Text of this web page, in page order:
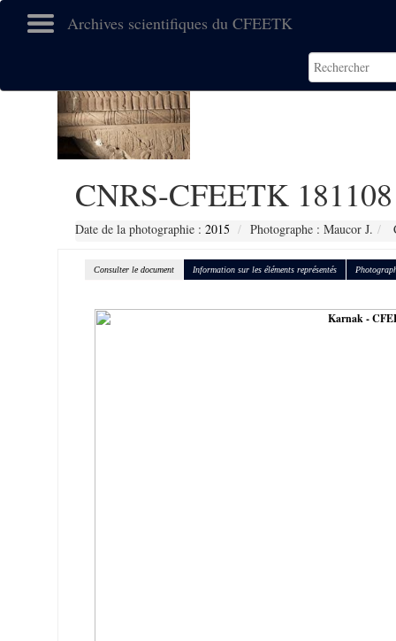
Archives scientifiques du CFEETK
CNRS-CFEETK 181108
Date de la photographie : 2015 Photographe : Maucor J.
Consulter le document Information sur les éléments représentés